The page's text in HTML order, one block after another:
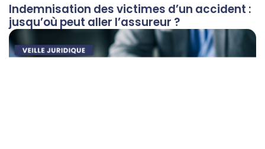
Indemnisation des victimes d’un accident :
jusqu’où peut aller l’assureur ?